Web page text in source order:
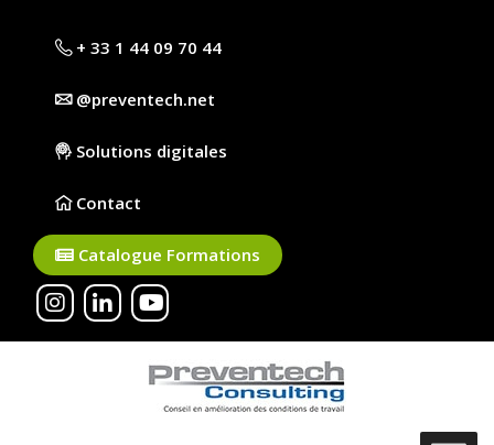
+ 33 1 44 09 70 44
@preventech.net
Solutions digitales
Contact
Catalogue Formations